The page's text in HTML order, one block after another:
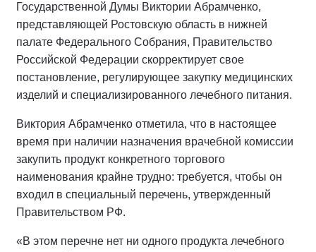
Государственной Думы Виктории Абрамченко,
представляющей Ростовскую область в нижней
палате Федерального Собрания, Правительство
Российской Федерации скорректирует свое
постановление, регулирующее закупку медицинских
изделий и специализированного лечебного питания.
Виктория Абрамченко отметила, что в настоящее
время при наличии назначения врачебной комиссии
закупить продукт конкретного торгового
наименования крайне трудно: требуется, чтобы он
входил в специальный перечень, утвержденный
Правительством РФ.
«В этом перечне нет ни одного продукта лечебного